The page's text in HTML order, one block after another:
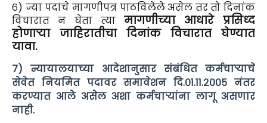
६) ज्या पदांचे मागणीपत्र पाठविलेले असेल तर तो दिनांक
विचारात न घेता त्या मागणीच्या आधारे प्रसिध्द
होणाऱ्या जाहिरातीचा दिनांक विचारात घेण्यात
यावा.
७) न्यायालयाच्या आदेशानुसार संबंधित कर्मचाऱ्याचे
सेवेत नियमित पदावर समावेशन दि.०१.११.२००५ नंतर
करण्यात आले असेल अशा कर्मचाऱ्यांना लागू असणार
नाही.